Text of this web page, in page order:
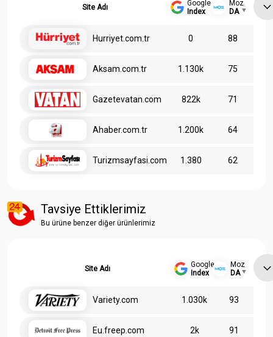
Site Adı
Google
Index
Moz
DA
Hurriyet.com.tr 0 88
Aksam.com.tr 1.130k 75
Gazetevatan.com 822k 71
Ahaber.com.tr 1.200k 64
Turizmsayfasi.com 1.380 62
Tavsiye Ettiklerimiz
Bu ürüne benzer diğer ürünlerimiz
Site Adı
Google
Index
Moz
DA
Variety.com 1.030k 93
Eu.freep.com 2k 91